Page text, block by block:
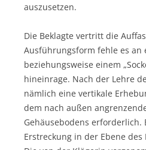
auszusetzen.
Die Beklagte vertritt die
Ausführungsform fehle es an
beziehungsweise einem
hineinrage. Nach der Lehre
nämlich eine vertikale
dem nach außen
Gehäusebodens erforderlich.
Erstreckung in der Ebene